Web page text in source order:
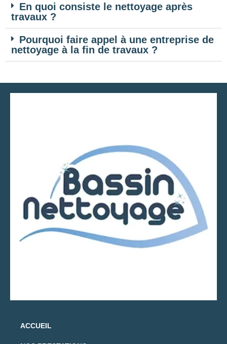
En quoi consiste le nettoyage après
travaux ?
Pourquoi faire appel à une entreprise de
nettoyage à la fin de travaux ?
ACCUEIL